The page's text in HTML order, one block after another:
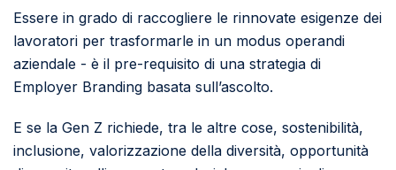
Essere in grado di raccogliere le rinnovate esigenze dei
lavoratori per trasformarle in un modus operandi
aziendale - è il pre-requisito di una strategia di
Employer Branding basata sull’ascolto.
E se la Gen Z richiede, tra le altre cose, sostenibilità,
inclusione, valorizzazione della diversità, opportunità